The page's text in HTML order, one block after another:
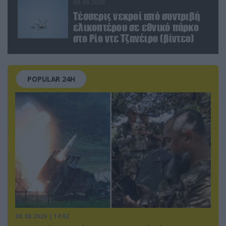
Τέσσερις νεκροί από συντριβή
ελικοπτέρου σε εθνικό πάρκο
στο Ρίο ντε Τζανέιρο (βίντεο)
POPULAR 24H
08.08.2026 | 14:02